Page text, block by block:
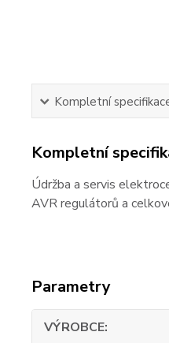
Kompletní
Kompletní
Údržba a servis
AVR regulátorů a
Parametry
VÝROBCE